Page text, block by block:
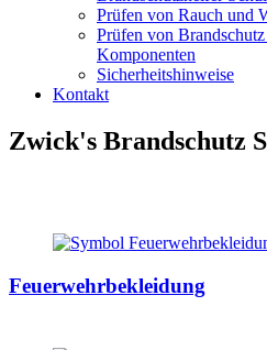
Prüfen von Rauch und
Prüfen von
Komponenten
Sicherheitshinweise
Kontakt
Zwick's Brandschutz
Feuerwehrbekleidung